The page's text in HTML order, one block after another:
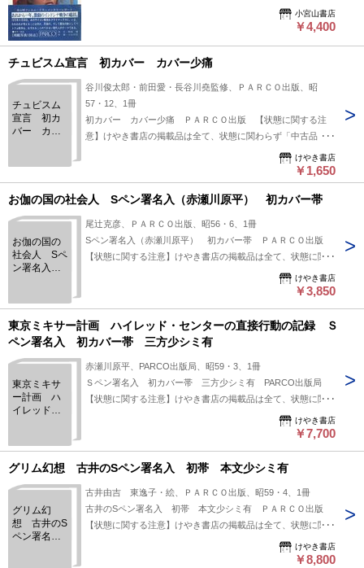
小宮山書店
￥4,400
チュビスム宣言 初カバー カバー少痛
チュビスム
宣言 初カ
バー カバ
谷川俊太郎・前田愛・長谷川堯監修、ＰＡＲＣＯ出版、昭
57・12、1冊
初カバー カバー少痛 ＰＡＲＣＯ出版 【状態に関する注
意】けやき書店の掲載品は全て、状態に関わらず「中古品
（並）」と表示されています。「日本の古本屋」は６段階の
「状態」表記が必須となりましたが、当店の扱う商品の特質
上、状態の簡易な区分けは適切ではない（不可能な）為、状態
欄の「中古品（並）」という表現は考慮にいれないで下さい。
けやき書店
￥1,650
お伽の国の社会人 Sペン署名入（赤瀬川原平） 初カバー帯
お伽の国の
社会人 Sペ
ン署名入
バー帯
尾辻克彦、ＰＡＲＣＯ出版、昭56・6、1冊
Sペン署名入（赤瀬川原平） 初カバー帯 ＰＡＲＣＯ出版
【状態に関する注意】けやき書店の掲載品は全て、状態に関わ
らず「中古品（並）」と表示されています。「日本の古本屋」
は６段階の「状態」表記が必須となりましたが、当店の扱う商
為、状態欄の「中古品（並）」という表現は考慮にいれないで
下さい。痛みなどの瑕疵につきましては、解説欄等をご参考に
下さい。:
けやき書店
￥3,850
東京ミキサー計画 ハイレッド・センターの直接行動の記録 Ｓ
ペン署名入 初カバー帯 三方少シミ有
東京ミキサ
ー計画 ハ
イレッド・
記録 Ｓペ
ン署名入
初カバー
帯 三方少
赤瀬川原平、PARCO出版局、昭59・3、1冊
Ｓペン署名入 初カバー帯 三方少シミ有 PARCO出版局
【状態に関する注意】けやき書店の掲載品は全て、状態に関わ
らず「中古品（並）」と表示されています。「日本の古本屋」
は６段階の「状態」表記が必須となりましたが、当店の扱う商
為、状態欄の「中古品（並）」という表現は考慮にいれないで
して下さい。状態表記の無いものは特に問題なく良好とお考え
下さい。:
けやき書店
￥7,700
グリム幻想 古井のSペン署名入 初帯 本文少シミ有
グリム幻
想 古井のS
ペン署名
古井由吉 東逸子・絵、ＰＡＲＣＯ出版、昭59・4、1冊
古井のSペン署名入 初帯 本文少シミ有 ＰＡＲＣＯ出版
【状態に関する注意】けやき書店の掲載品は全て、状態に関わ
らず「中古品（並）」と表示されています。「日本の古本屋」
は６段階の「状態」表記が必須となりましたが、当店の扱う商
けやき書店
￥8,800